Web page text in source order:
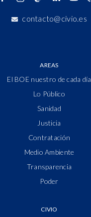
contacto@civio.es
AREAS
El BOE nuestro de cada día
Lo Público
Sanidad
Justicia
Contratación
Medio Ambiente
Transparencia
Poder
CIVIO